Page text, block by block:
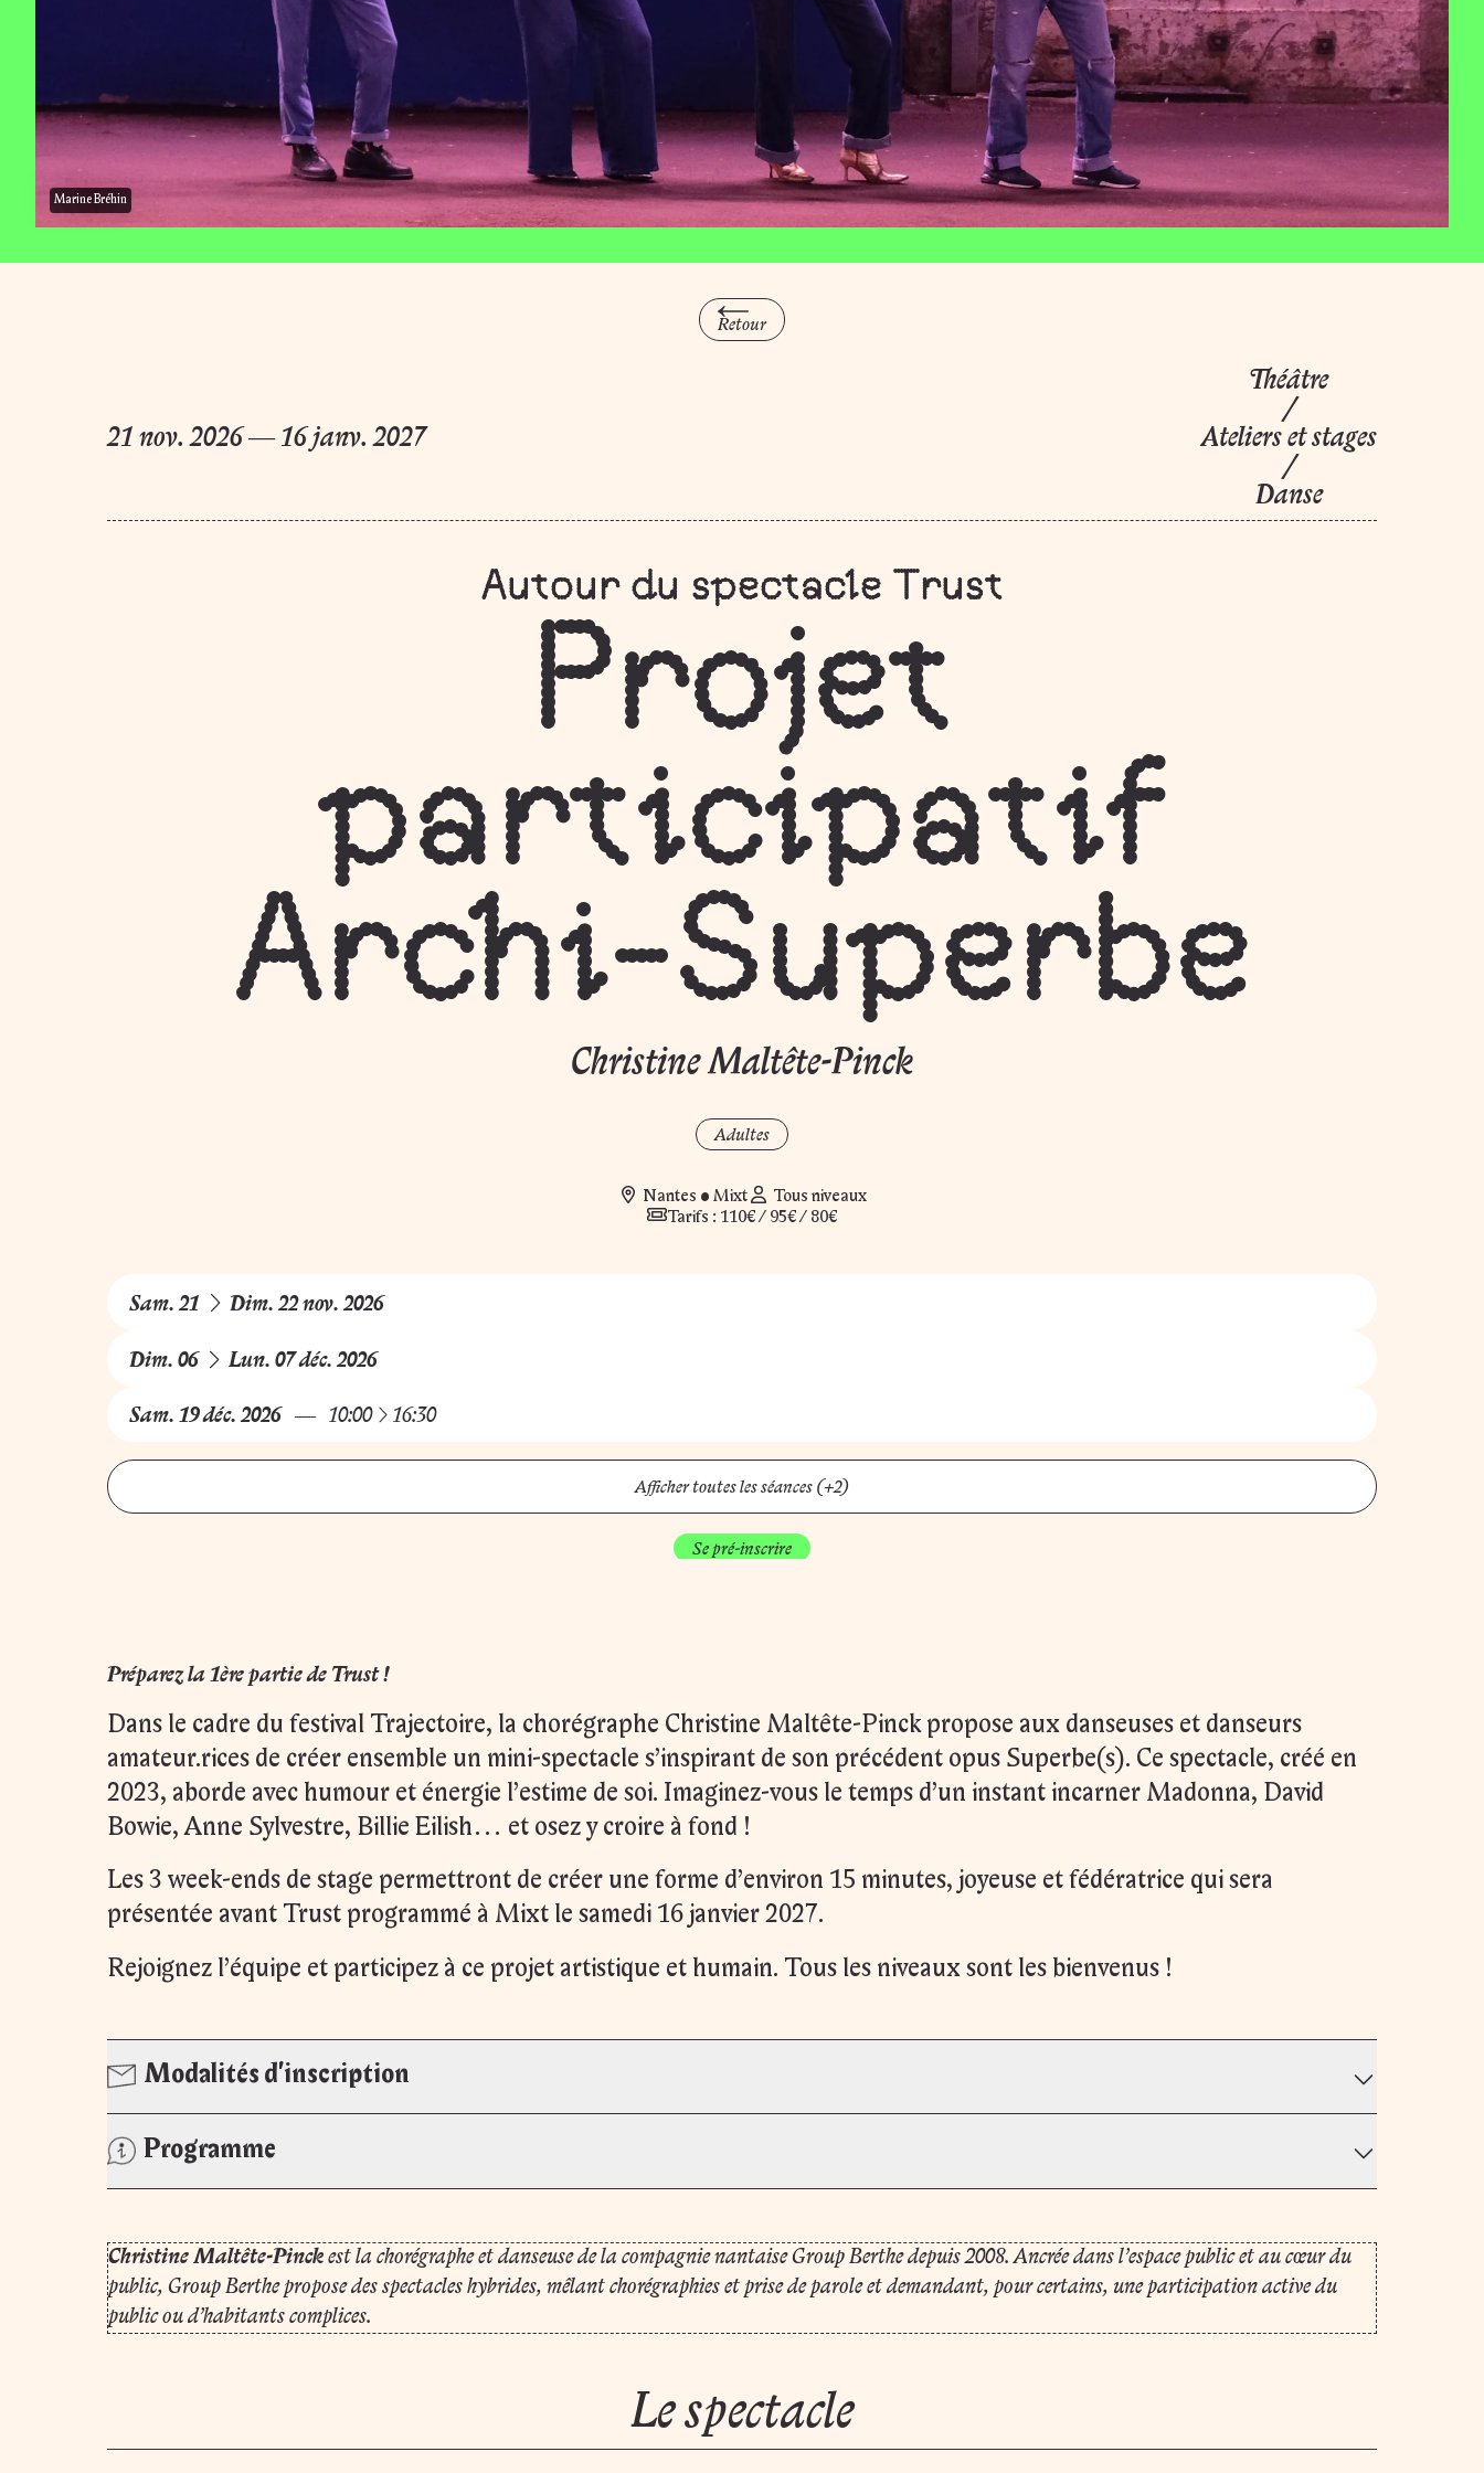
Marine Bréhin
Retour
du
21 novembre
nov. 2026 ― au
16 janvier
janv. 2027
Théâtre
/
Ateliers et stages
/
Danse
Autour du spectacle Trust
Projet
participatif
Archi-Superbe
Christine Maltête-Pinck
Adultes
Nantes • Mixt
Tous niveaux
Tarifs : 110€ / 95€ / 80€
du
Sam. 21 au
Dim. 22 nov. 2026
du
Dim. 06 au
Lun. 07 déc. 2026
Sam. 19 déc. 2026 10:00 à16:30
Afficher toutes les séances (+2)
Se pré-inscrire
Préparez la 1ère partie de Trust !
Dans le cadre du festival Trajectoire, la chorégraphe Christine Maltête-Pinck propose aux danseuses et danseurs
amateur.rices de créer ensemble un mini-spectacle s’inspirant de son précédent opus Superbe(s). Ce spectacle, créé en
2023, aborde avec humour et énergie l’estime de soi. Imaginez-vous le temps d’un instant incarner Madonna, David
Bowie, Anne Sylvestre, Billie Eilish… et osez y croire à fond !
Les 3 week-ends de stage permettront de créer une forme d’environ 15 minutes, joyeuse et fédératrice qui sera
présentée avant Trust programmé à Mixt le samedi 16 janvier 2027.
Rejoignez l’équipe et participez à ce projet artistique et humain. Tous les niveaux sont les bienvenus !
Modalités d'inscription
Programme
Christine Maltête-Pinckest la chorégraphe et danseuse de la compagnie nantaise Group Berthe depuis 2008. Ancrée dans l’espace public et au cœur du
public, Group Berthe propose des spectacles hybrides, mêlant chorégraphies et prise de parole et demandant, pour certains, une participation active du
public ou d’habitants complices.
Le spectacle
Terrain d'arts en Loire-Atlantique